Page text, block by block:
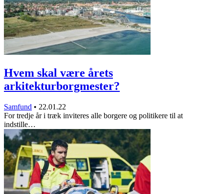
Hvem skal være årets
arkitekturborgmester?
Samfund • 22.01.22
For tredje år i træk inviteres alle borgere og politikere til at
indstille…